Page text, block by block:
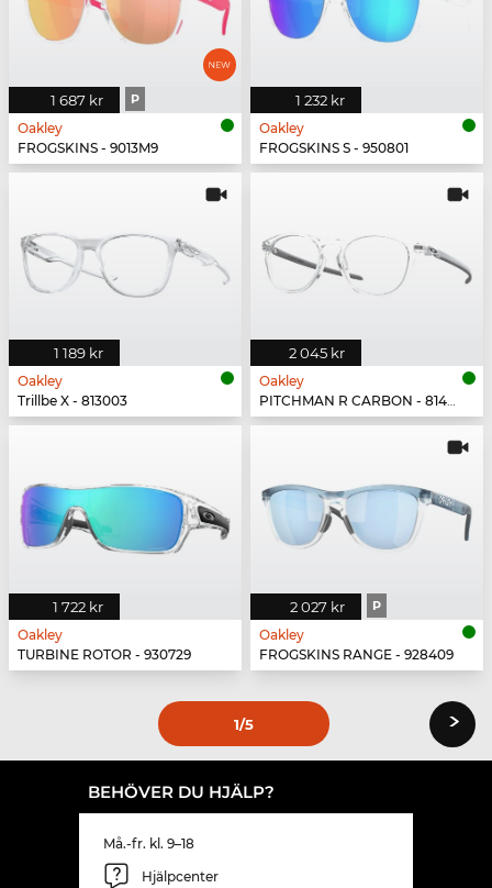
1 687 kr P
Oakley
FROGSKINS - 9013M9
1 232 kr
Oakley
FROGSKINS S - 950801
1 189 kr
Oakley
Trillbe X - 813003
2 045 kr
Oakley
PITCHMAN R CARBON - 814903
1 722 kr
Oakley
TURBINE ROTOR - 930729
2 027 kr P
Oakley
FROGSKINS RANGE - 928409
1/5 ›
BEHÖVER DU HJÄLP?
Må.-fr. kl. 9–18
Hjälpcenter